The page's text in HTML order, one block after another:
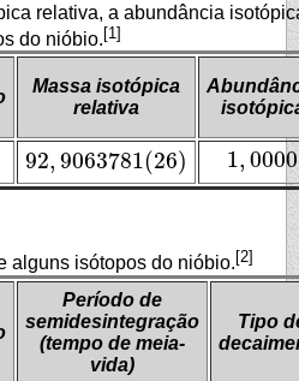
Massa isotópica
relativa
relativa, a abundância
do nióbio. [1]
92, 9063781(26)
92,9063781(26) 1, 0000
1,0000
Período de
semidesintegração
(tempo de meia-
vida)
Tipo
alguns isótopos do nióbio. [2]